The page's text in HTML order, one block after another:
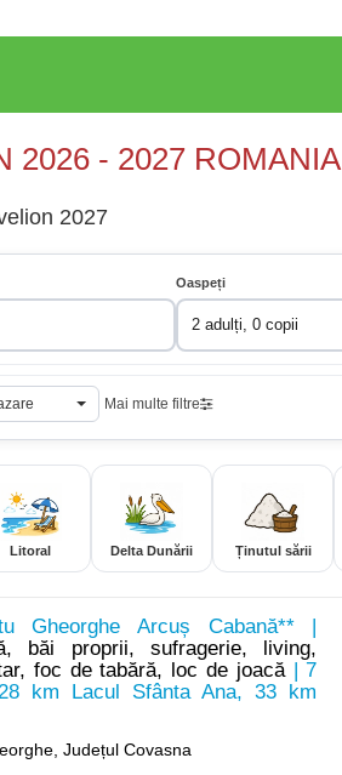
2026 - 2027 ROMANIA
2027
Oaspeți
2 adulți, 0 copii
Mai multe filtre
Litoral Delta Dunării Ținutul sării
Gheorghe Arcuș Cabană** |
băi proprii, sufragerie, living,
foc de tabără, loc de joacă| 7
km Lacul Sfânta Ana, 33 km
Județul Covasna